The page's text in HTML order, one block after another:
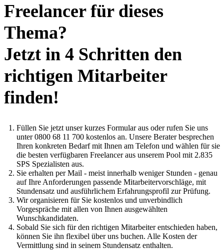
Freelancer für dieses
Thema?
Jetzt in 4 Schritten den
richtigen Mitarbeiter
finden!
Füllen Sie jetzt unser kurzes Formular aus oder rufen Sie uns
unter 0800 68 11 700 kostenlos an. Unsere Berater besprechen
Ihren konkreten Bedarf mit Ihnen am Telefon und wählen für sie
die besten verfügbaren Freelancer aus unserem Pool mit 2.835
SPS Spezialisten aus.
Sie erhalten per Mail - meist innerhalb weniger Stunden - genau
auf Ihre Anforderungen passende Mitarbeitervorschläge, mit
Stundensatz und ausführlichem Erfahrungsprofil zur Prüfung.
Wir organisieren für Sie kostenlos und unverbindlich
Vorgespräche mit allen von Ihnen ausgewählten
Wunschkandidaten.
Sobald Sie sich für den richtigen Mitarbeiter entschieden haben,
können Sie ihn flexibel über uns buchen. Alle Kosten der
Vermittlung sind in seinem Stundensatz enthalten.